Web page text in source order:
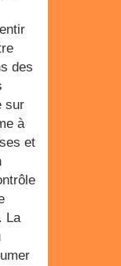
des
sur
à
et
La